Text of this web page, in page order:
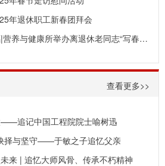
年退休职工新春团拜会
翰墨迎春 银龄送福|营养与健康所举办离退休老同志“写春联 送祝福”活动
查看更多>>
追记中国工程院院士喻树迅
择与坚守——于敏之子追忆父亲
来 | 追忆大师风骨、传承不朽精神